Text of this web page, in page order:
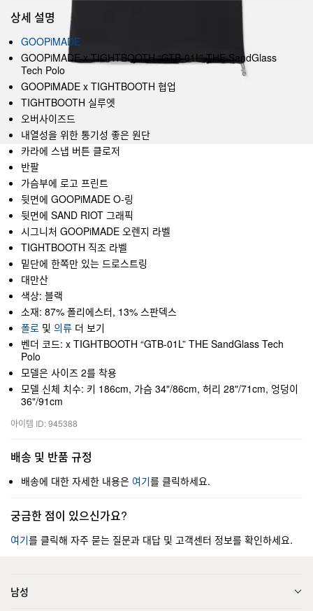
상세 설명
GOOPiMADE
GOOPiMADE x TIGHTBOOTH “GTB-01L” THE SandGlass
Tech Polo
GOOPiMADE x TIGHTBOOTH 협업
TIGHTBOOTH 실루엣
오버사이즈드
내열성을 위한 통기성 좋은 원단
카라에 스냅 버튼 클로저
반팔
가슴부에 로고 프린트
뒷면에 GOOPiMADE O-링
뒷면에 SAND RIOT 그래픽
시그니처 GOOPiMADE 오렌지 라벨
TIGHTBOOTH 직조 라벨
밑단에 한쪽만 있는 드로스트링
대만산
색상: 블랙
소재: 87% 폴리에스터, 13% 스판덱스
폴로 및 의류 더 보기
벤더 코드: x TIGHTBOOTH “GTB-01L” THE SandGlass Tech
Polo
모델은 사이즈 2를 착용
모델 신체 치수: 키 186cm, 가슴 34"/86cm, 허리 28"/71cm, 엉덩이
36"/91cm
아이템 ID: 945388
배송 및 반품 규정
배송에 대한 자세한 내용은 여기를 클릭하세요.
궁금한 점이 있으신가요?
여기를 클릭해 자주 묻는 질문과 대답 및 고객센터 정보를 확인하세요.
남성